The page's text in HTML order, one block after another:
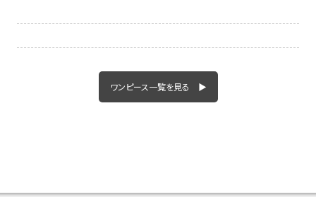
スタッフコーディネート
ワンピース一覧を見る ▶